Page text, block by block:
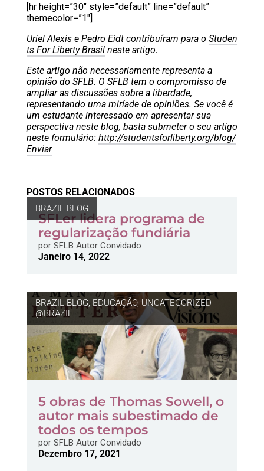
[hr height=”30″ style=”default” line=”default”
themecolor=”1″]
Uriel Alexis e Pedro Eidt contribuíram para o Studen
ts For Liberty Brasilneste artigo.
Este artigo não necessariamente representa a
opinião do SFLB. O SFLB tem o compromisso de
ampliar as discussões sobre a liberdade,
representando uma miríade de opiniões. Se você é
um estudante interessado em apresentar sua
perspectiva neste blog, basta submeter o seu artigo
neste formulário: http://studentsforliberty.org/blog/
Enviar
POSTOS RELACIONADOS
BRAZIL BLOG
SFLer lidera programa de
regularização fundiária
porSFLB Autor Convidado
Janeiro 14, 2022
BRAZIL BLOG, EDUCAÇÃO, UNCATEGORIZED
@BRAZIL
5 obras de Thomas Sowell, o
autor mais subestimado de
todos os tempos
porSFLB Autor Convidado
Dezembro 17, 2021